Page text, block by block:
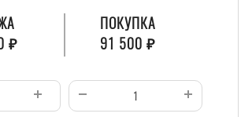
₽
ПОКУПКА
91 500 ₽